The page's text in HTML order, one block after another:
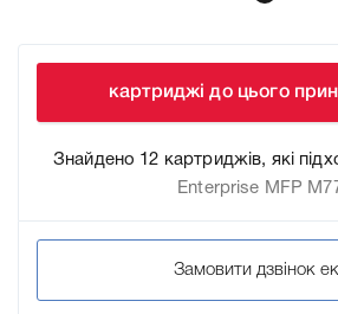
картриджі до цього
Знайдено 12 картриджів, які
Enterprise MFP
Замовити дзвінок